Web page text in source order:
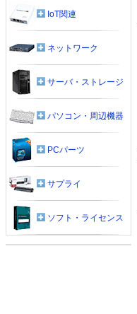
IoT関連
ネットワーク
サーバ・ストレージ
パソコン・周辺機器
PCパーツ
サプライ
ソフト・ライセンス